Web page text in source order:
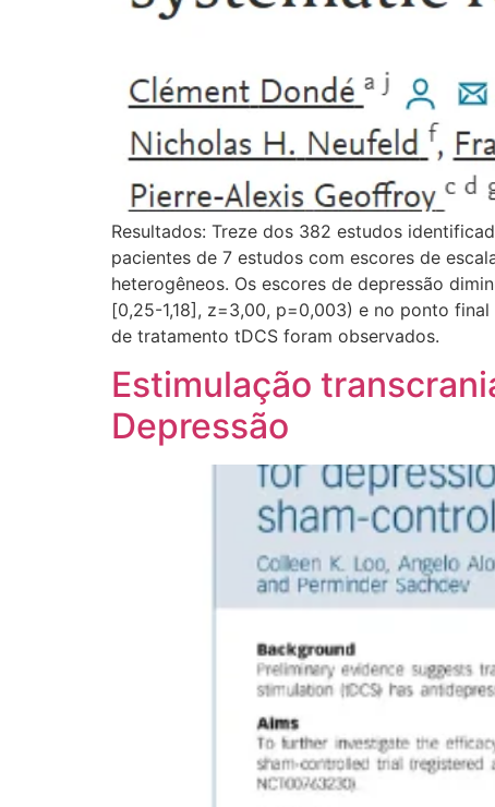
Resultados: Treze dos 382 estudos
pacientes de 7 estudos com escores de
heterogêneos. Os escores de depressão
[0,25-1,18], z=3,00, p=0,003) e no ponto
de tratamento tDCS foram observados.
Estimulação
Depressão